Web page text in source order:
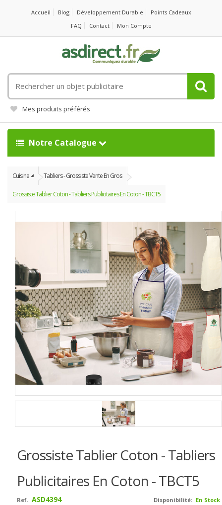
Accueil Blog Développement Durable
Points Cadeaux
FAQ
Contact Mon Compte
un
objet
publicitaire
Mes produits préférés
Notre Catalogue
Cuisine Tabliers - Grossiste Vente En Gros
Grossiste Tablier Coton - Tabliers Publicitaires En Coton - TBCT5
Grossiste Tablier Coton - Tabliers
Publicitaires En Coton - TBCT5
Disponibilité: En Stock
Ref. ASD4394